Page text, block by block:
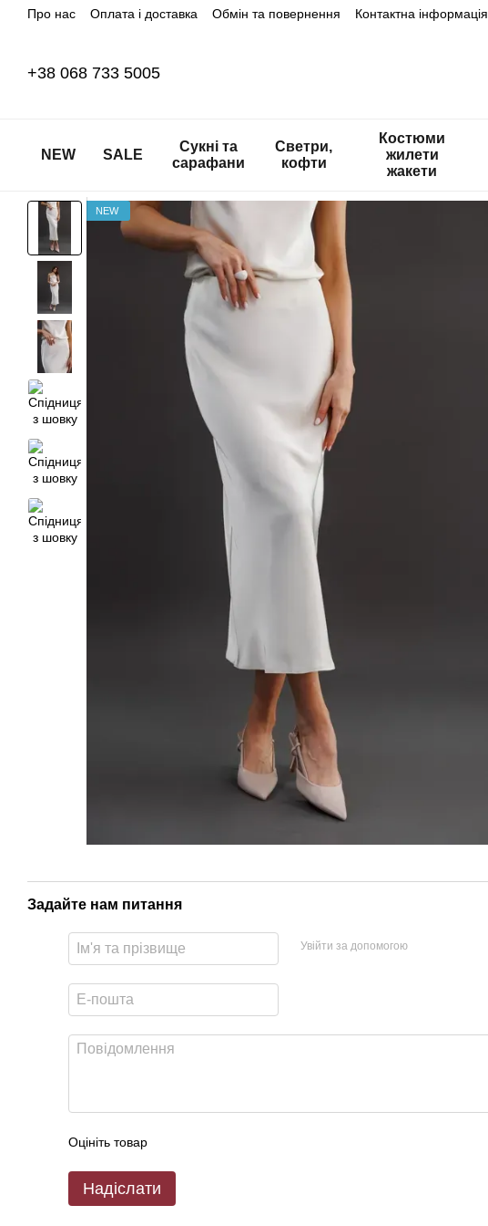
Перейти до основного контенту
Про нас Оплата і доставка Обмін та повернення Контактна інформація
+38 068 733 5005
NEW SALE
Сукні та
сарафани
Светри,
кофти
Костюми
жилети
жакети
NEW
Задайте нам питання
Увійти за допомогою
Оцініть товар
Надіслати